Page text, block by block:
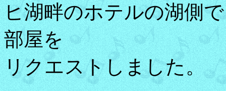
ヒ湖畔のホテルの湖側
部屋を
リクエストしました。